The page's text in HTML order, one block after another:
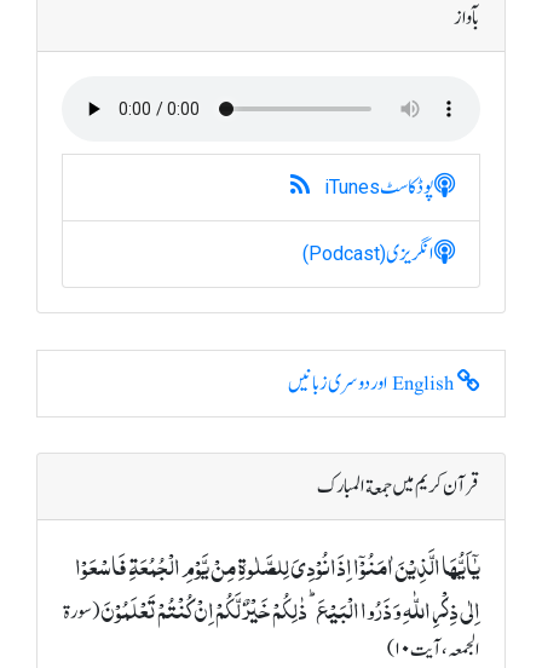
بآواز
پوڈکاسٹiTunes
انگریزی(Podcast)
قرآن کریم میں جمعة المبارک
یٰۤاَیُّہَا الَّذِیۡنَ اٰمَنُوۡۤا اِذَا نُوۡدِیَ لِلصَّلٰوۃِ مِنۡ یَّوۡمِ الۡجُمُعَۃِ فَاسۡعَوۡا
اِلٰی ذِکۡرِ اللّٰہِ وَ ذَرُوا الۡبَیۡعَ ؕ ذٰلِکُمۡ خَیۡرٌ لَّکُمۡ اِنۡ کُنۡتُمۡ تَعۡلَمُوۡنَ(سورة
الجمعہ، آیت ۱۰)